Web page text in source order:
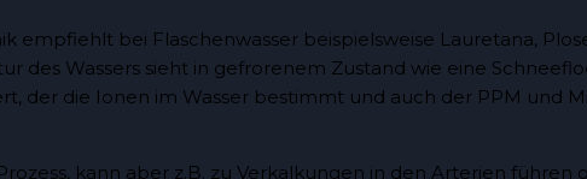
empfiehlt bei Flaschenwasser beispielsweise Lauretana,
Wassers sieht in gefrorenem Zustand wie eine
der die Ionen im Wasser bestimmt und auch der PPM und
kann aber z.B. zu Verkalkungen in den Arterien